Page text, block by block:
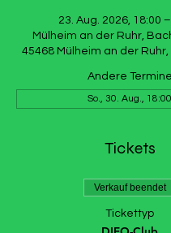
23. Aug. 2026, 18:00
Mülheim an der Ruhr,
45468 Mülheim an der
Andere Termine
So., 30. Aug., 18:00
Tickets
Verkauf beendet
Tickettyp